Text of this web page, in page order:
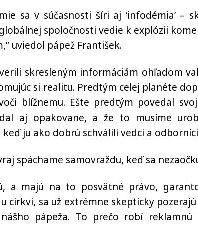
sa v súčasnosti šíri aj ‘infodémia’ –
spoločnosti vedie k explózii
uviedol pápež František.
skresleným informáciám ohľadom
si realitu. Predtým celej planéte
blížnemu. Ešte predtým povedal
aj opakovane, a že to musíme
ju ako dobrú schválili vedci a
spáchame samovraždu, keď sa
a majú na to posvätné právo,
cirkvi, sa už extrémne skepticky
pápeža. To prečo robí reklamnú